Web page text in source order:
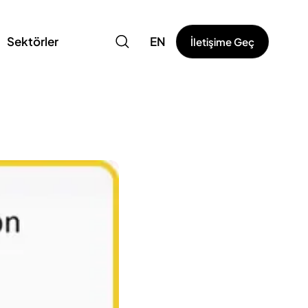
Sektörler EN İletişime Geç